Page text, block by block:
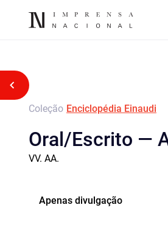
Voltar atrás
Coleção Enciclopédia Einaudi
Oral/Escrito —
VV. AA.
Apenas divulgação